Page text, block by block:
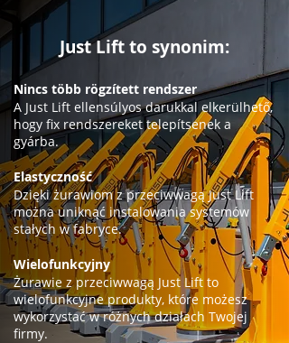
Just Lift to synonim:
Nincs több rögzített rendszer
A Just Lift ellensúlyos darukkal elkerülhető,
hogy fix rendszereket telepítsenek a
gyárba.
Elastyczność
Dzięki żurawiom z przeciwwagą Just Lift
można uniknąć instalowania systemów
stałych w fabryce.
Wielofunkcyjny
Żurawie z przeciwwagą Just Lift to
wielofunkcyjne produkty, które możesz
wykorzystać w różnych działach Twojej
firmy.